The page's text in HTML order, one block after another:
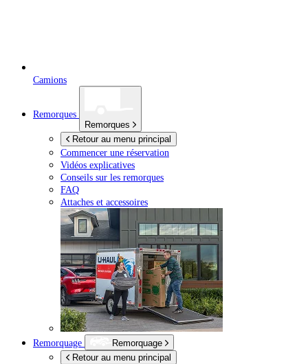
Camions
Remorques
Remorques
Retour au menu principal
Commencer une réservation
Vidéos explicatives
Conseils sur les remorques
FAQ
Attaches et accessoires
Remorquage
Remorquage
Retour au menu principal